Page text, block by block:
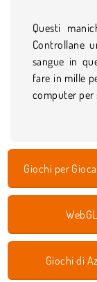
Questi
Controllane
sangue in
fare in mille
computer per
WebGL
Giochi di